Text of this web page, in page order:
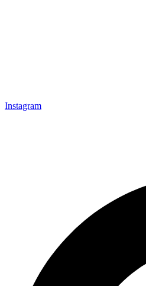
Instagram